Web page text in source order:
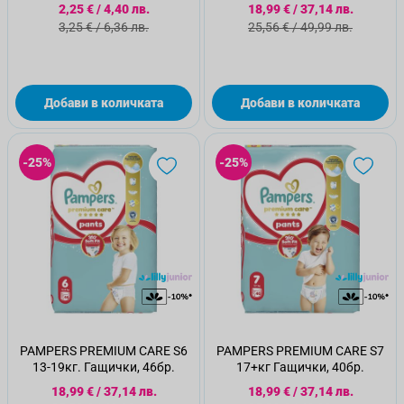
Специална цена
2,25 €/4,40 лв.
Стандартна цена
3,25 €/6,36 лв.
Добави в количката
Специална цена
18,99 €/37,14 лв.
Стандартна цена
25,56 €/49,99 лв.
Добави в количката
-25%
PAMPERS PREMIUM CARE S6
13-19кг. Гащички, 46бр.
Специална цена
18,99 €/37,14 лв.
-25%
PAMPERS PREMIUM CARE S7
17+кг Гащички, 40бр.
Специална цена
18,99 €/37,14 лв.